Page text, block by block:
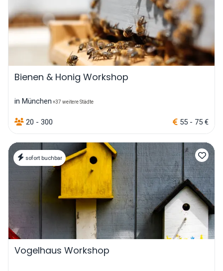
Bienen & Honig Workshop
in München +37 weitere Städte
20 - 300 55 - 75 €
sofort buchbar
Vogelhaus Workshop